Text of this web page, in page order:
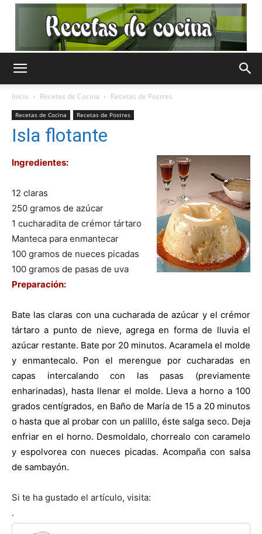
Receta
Cocina
|
Inicio Recetas de Cocina Recetas de Postres
Recetas de Cocina Recetas de Postres
Isla flotante
Ingredientes:
12 claras
250 gramos de azúcar
1 cucharadita de crémor tártaro
Manteca para enmantecar
100 gramos de nueces picadas
100 gramos de pasas de uva
Preparación:
Bate las claras con una cucharada de azúcar y el crémor
tártaro a punto de nieve, agrega en forma de lluvia el
azúcar restante. Bate por 20 minutos. Acaramela el molde
y enmantecalo. Pon el merengue por cucharadas en
capas intercalando con las pasas (previamente
enharinadas), hasta llenar el molde. Lleva a horno a 100
grados centígrados, en Baño de María de 15 a 20 minutos
o hasta que al probar con un palillo, éste salga seco. Deja
enfriar en el horno. Desmoldalo, chorrealo con caramelo
y espolvorea con nueces picadas. Acompaña con salsa
de sambayón.
Si te ha gustado el artículo, visita:
.